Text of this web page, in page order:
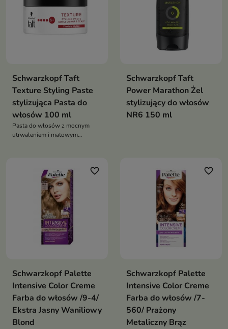
Schwarzkopf Taft
Texture Styling Paste
stylizująca Pasta do
włosów 100 ml
Pasta do włosów z mocnym
utrwaleniem i matowym
Schwarzkopf Taft
Power Marathon Żel
stylizujący do włosów
NR6 150 ml
favorite_border
Schwarzkopf Palette
Intensive Color Creme
Farba do włosów /9-4/
Ekstra Jasny Waniliowy
Blond
favorite_border
Schwarzkopf Palette
Intensive Color Creme
Farba do włosów /7-
560/ Prażony
Metaliczny Brąz